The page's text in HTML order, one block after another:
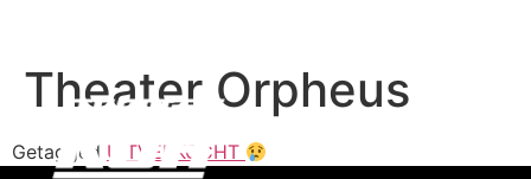
Theater Orpheus
Getagged UITVERKOCHT